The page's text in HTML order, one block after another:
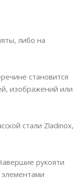
либо на
становится
изображений или
стали Zladinox,
рукояти